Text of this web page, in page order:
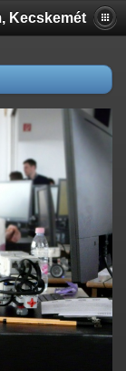
Kecskemét